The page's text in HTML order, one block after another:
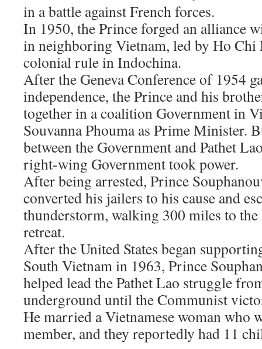
in a battle against French forces.
In 1950, the Prince forged an alliance
in neighboring Vietnam, led by Ho
colonial rule in Indochina.
After the Geneva Conference of 1954
independence, the Prince and his
together in a coalition Government in
Souvanna Phouma as Prime Minister.
between the Government and Pathet
right-wing Government took power.
After being arrested, Prince
converted his jailers to his cause and
thunderstorm, walking 300 miles to
retreat.
After the United States began
South Vietnam in 1963, Prince
helped lead the Pathet Lao struggle
underground until the Communist
He married a Vietnamese woman who
member, and they reportedly had 11